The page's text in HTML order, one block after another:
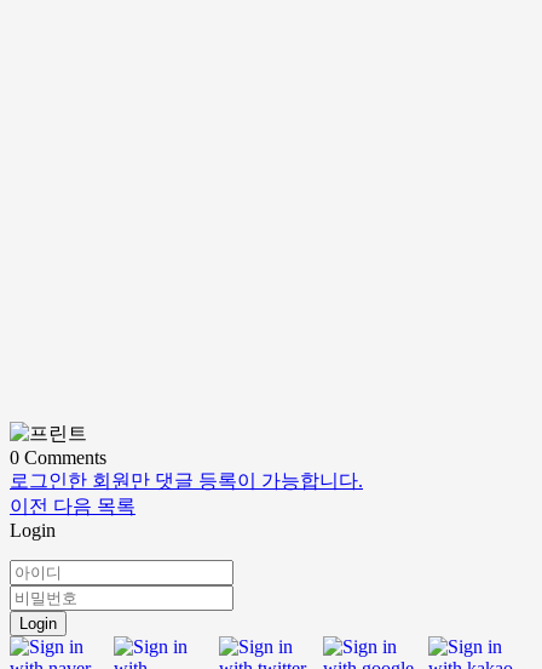
0 Comments
로그인한 회원만 댓글 등록이 가능합니다.
이전 다음 목록
Login
Login